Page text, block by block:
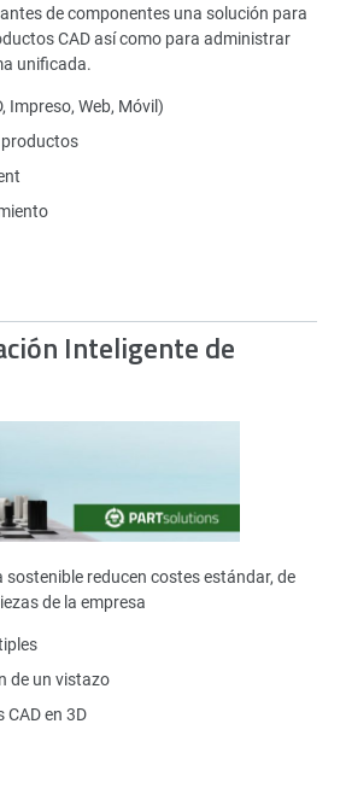
de componentes una solución para
CAD así como para administrar
unificada.
Impreso, Web, Móvil)
Inteligente de
sostenible reducen costes estándar, de
de la empresa
de un vistazo
CAD en 3D